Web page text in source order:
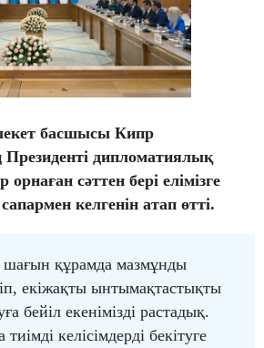
басшысы Кипр
дипломатиялық
сәттен бері елімізге
келгенін атап өтті.
шағын құрамда мазмұнды
екіжақты ынтымақтастықты
бейіл екенімізді растадық.
келісімдерді бекітуге